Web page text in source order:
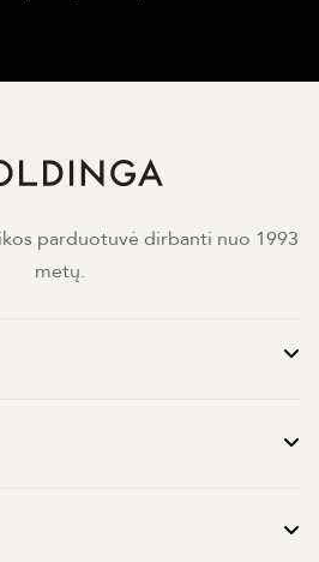
parduotuvė dirbanti nuo 1993
metų.